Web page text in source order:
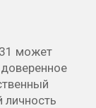
может
личность